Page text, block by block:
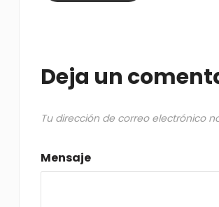
Deja un
Tu dirección de correo electrónico
Mensaje